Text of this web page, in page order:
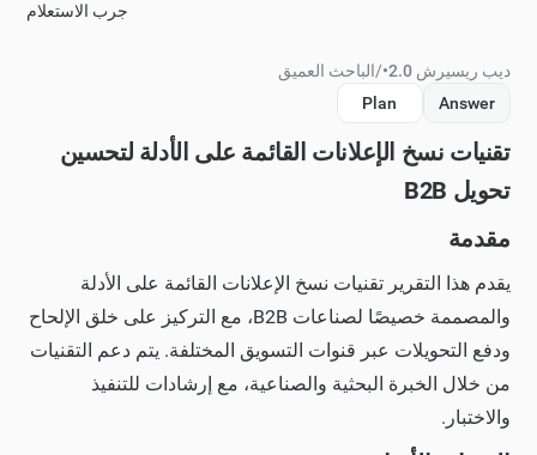
جرب الاستعلام
ديب ريسيرش 2.0 •
/الباحث العميق
Answer
Plan
تقنيات نسخ الإعلانات القائمة على الأدلة لتحسين
تحويل B2B
مقدمة
يقدم هذا التقرير تقنيات نسخ الإعلانات القائمة على الأدلة
والمصممة خصيصًا لصناعات B2B، مع التركيز على خلق الإلحاح
ودفع التحويلات عبر قنوات التسويق المختلفة. يتم دعم التقنيات
من خلال الخبرة البحثية والصناعية، مع إرشادات للتنفيذ
والاختبار.